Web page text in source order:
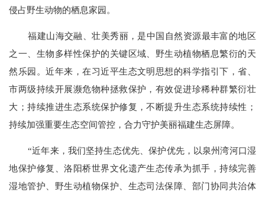
侵占野生动物的栖息家园。
福建山海交融、壮美秀丽，是中国自然资源最丰富的地区
之一、生物多样性保护的关键区域、野生动植物栖息繁衍的天
然乐园。近年来，在习近平生态文明思想的科学指引下，省、
市两级持续开展濒危物种拯救保护，有效促进珍稀种群繁衍壮
大；持续推进生态系统保护修复，不断提升生态系统持续性；
持续加强重要生态空间管控，合力守护美丽福建生态屏障。
“近年来，我们坚持生态优先、保护优先，以泉州湾河口湿
地保护修复、洛阳桥世界文化遗产生态传承为抓手，持续完善
湿地管护、野生动植物保护、生态司法保障、部门协同共治体